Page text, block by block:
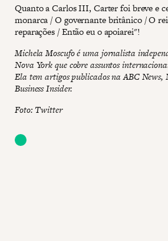
Quanto a Carlos III, Carter foi breve e
monarca / O governante britânico / O
reparações / Então eu o apoiarei"!
Michela Moscufo é uma jornalista
Nova York que cobre assuntos
Ela tem artigos publicados na ABC News,
Business Insider.
Foto: Twitter